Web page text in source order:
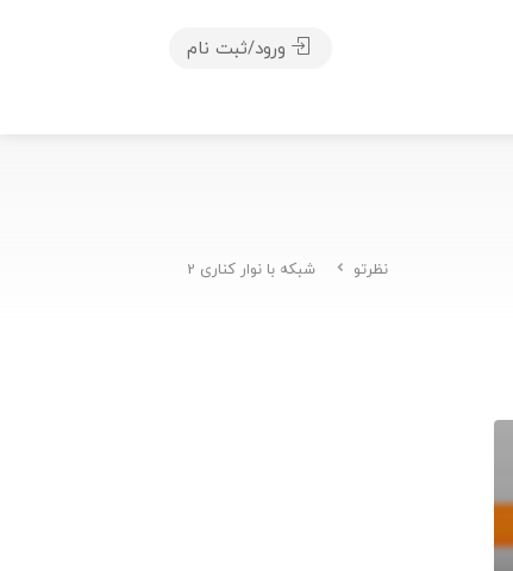
ورود/ثبت نام
نظرتو شبکه با نوار کناری 2